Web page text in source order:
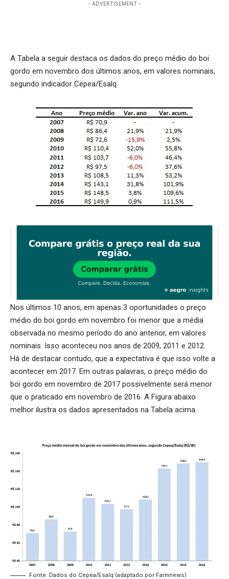
- ADVERTISEMENT -
A Tabela a seguir destaca os dados do preço médio do boi
gordo em novembro dos últimos anos, em valores nominais,
segundo indicador Cepea/Esalq.
Nos últimos 10 anos, em apenas 3 oportunidades o preço
médio do boi gordo em novembro foi menor que a média
observada no mesmo período do ano anterior, em valores
nominais. Isso aconteceu nos anos de 2009, 2011 e 2012.
Há de destacar contudo, que a expectativa é que isso volte a
acontecer em 2017. Em outras palavras, o preço médio do
boi gordo em novembro de 2017 possivelmente será menor
que o praticado em novembro de 2016. A Figura abaixo
melhor ilustra os dados apresentados na Tabela acima.
Fonte: Dados do Cepea/Esalq (adaptado por Farmnews)